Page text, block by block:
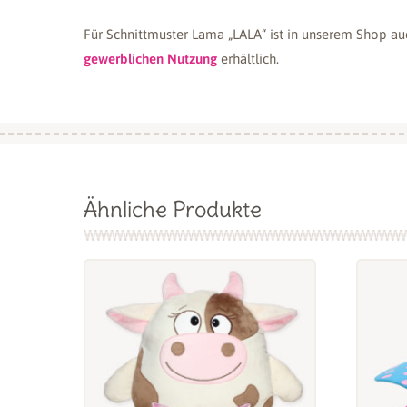
Für Schnittmuster Lama „LALA“ ist in unserem Shop
gewerblichen Nutzung erhältlich.
Ähnliche Produkte